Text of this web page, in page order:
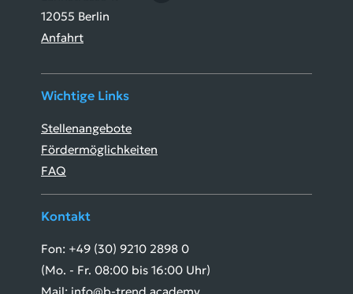
12055 Berlin
Anfahrt
Wichtige Links
Stellenangebote
Fördermöglichkeiten
FAQ
Kontakt
Fon: +49 (30) 9210 2898 0
(Mo. - Fr. 08:00 bis 16:00 Uhr)